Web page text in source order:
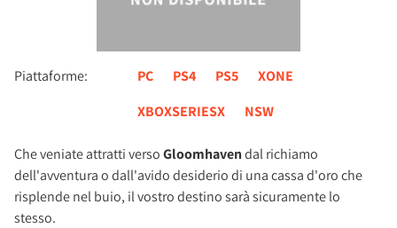
Piattaforme: PC PS4 PS5
XONE
XBOXSERIESX
NSW
Che veniate attratti versoGloomhavendal richiamo
dell'avventura o dall'avido desiderio di una cassa d'oro che
risplende nel buio, il vostro destino sarà sicuramente lo
stesso.